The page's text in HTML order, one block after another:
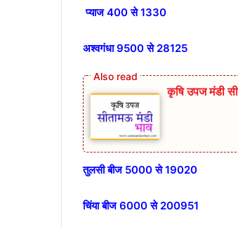
प्याज 400 से 1330
अश्वगंधा 9500 से 28125
कृषि उपज मंडी
तुलसी बीज 5000 से 19020
चिंया बीज 6000 से 200951